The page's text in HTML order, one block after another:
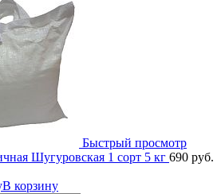
Быстрый просмотр
Шугуровская 1 сорт 5 кг 690 руб.
В корзину